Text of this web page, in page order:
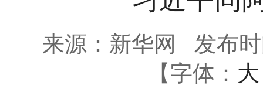
来源：新华网
发布
【字体： 大